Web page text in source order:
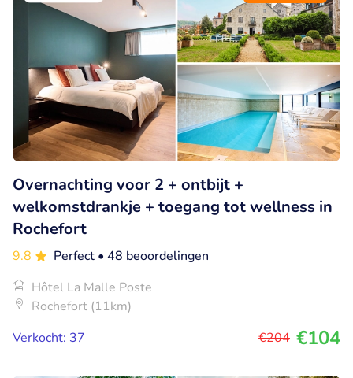
Overnachting voor 2 + ontbijt +
welkomstdrankje + toegang tot wellness in
Rochefort
9.8 Perfect • 48 beoordelingen
Hôtel La Malle Poste
Rochefort (11km)
Verkocht: 37
€204 €104